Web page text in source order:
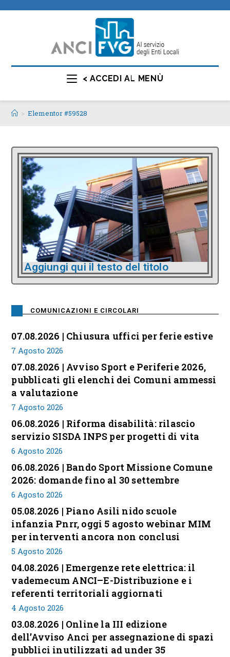
< ACCEDI AL MENÙ
> Elementor #59528
Aggiungi qui il testo del titolo
COMUNICAZIONI E CIRCOLARI
07.08.2026 | Chiusura uffici per ferie estive
7 Agosto 2026
07.08.2026 | Avviso Sport e Periferie 2026,
pubblicati gli elenchi dei Comuni ammessi
a valutazione
7 Agosto 2026
06.08.2026 | Riforma disabilità: rilascio
servizio SISDA INPS per progetti di vita
6 Agosto 2026
06.08.2026 | Bando Sport Missione Comune
2026: domande fino al 30 settembre
6 Agosto 2026
05.08.2026 | Piano Asili nido scuole
infanzia Pnrr, oggi 5 agosto webinar MIM
per interventi ancora non conclusi
5 Agosto 2026
04.08.2026 | Emergenze rete elettrica: il
vademecum ANCI–E-Distribuzione e i
referenti territoriali aggiornati
4 Agosto 2026
03.08.2026 | Online la III edizione
dell’Avviso Anci per assegnazione di spazi
pubblici inutilizzati ad under 35